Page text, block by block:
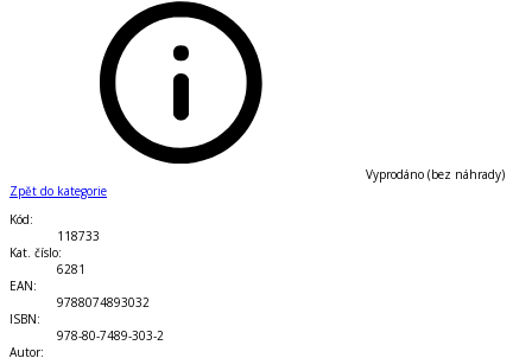
Vyprodáno (bez náhrady)
Zpět do kategorie
Kód:
118733
Kat. číslo:
6281
EAN:
9788074893032
ISBN:
978-80-7489-303-2
Autor: